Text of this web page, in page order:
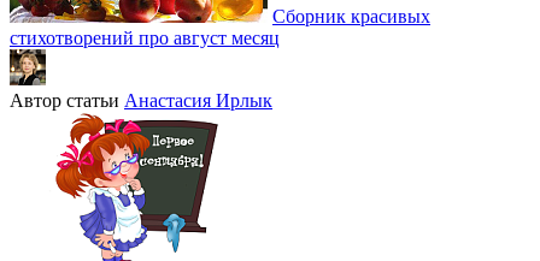
Сборник красивых
стихотворений про август месяц
Автор статьи Анастасия Ирлык